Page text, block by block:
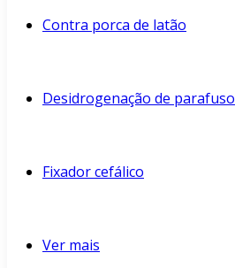
Contra porca de latão
Desidrogenação de parafuso
Fixador cefálico
Ver mais